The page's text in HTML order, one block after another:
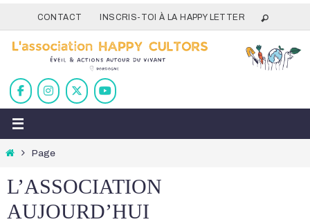
vers
contenu
CONTACT INSCRIS-TOI À LA HAPPY LETTER
HomePage
L’ASSOCIATION
AUJOURD’HUI